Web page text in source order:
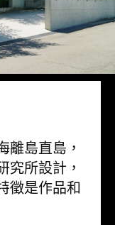
離島直島，
究所設計，
徵是作品和